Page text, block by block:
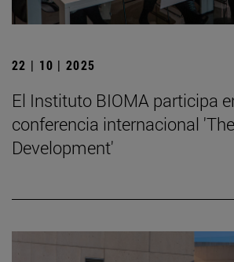
22 | 10 | 2025
El Instituto BIOMA participa
conferencia internacional
Development'